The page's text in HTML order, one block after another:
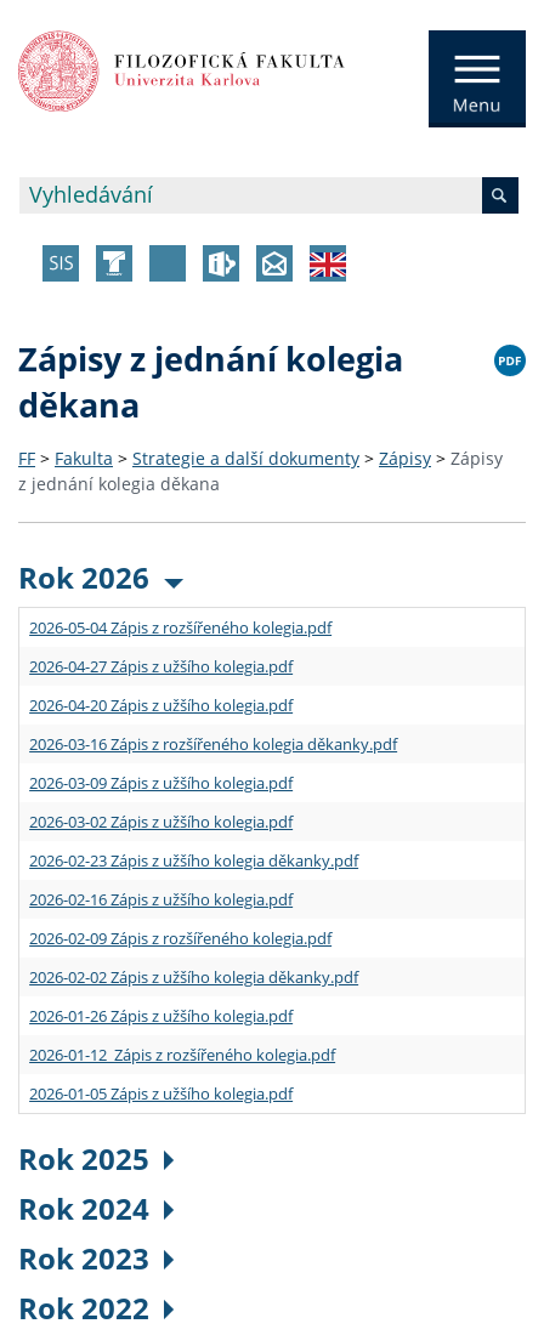
Zápisy z jednání kolegia
děkana
FF > Fakulta > Strategie a další dokumenty > Zápisy > Zápisy
z jednání kolegia děkana
Rok 2026
2026-05-04 Zápis z rozšířeného kolegia.pdf
2026-04-27 Zápis z užšího kolegia.pdf
2026-04-20 Zápis z užšího kolegia.pdf
2026-03-16 Zápis z rozšířeného kolegia děkanky.pdf
2026-03-09 Zápis z užšího kolegia.pdf
2026-03-02 Zápis z užšího kolegia.pdf
2026-02-23 Zápis z užšího kolegia děkanky.pdf
2026-02-16 Zápis z užšího kolegia.pdf
2026-02-09 Zápis z rozšířeného kolegia.pdf
2026-02-02 Zápis z užšího kolegia děkanky.pdf
2026-01-26 Zápis z užšího kolegia.pdf
2026-01-12 Zápis z rozšířeného kolegia.pdf
2026-01-05 Zápis z užšího kolegia.pdf
Rok 2025
Rok 2024
Rok 2023
Rok 2022